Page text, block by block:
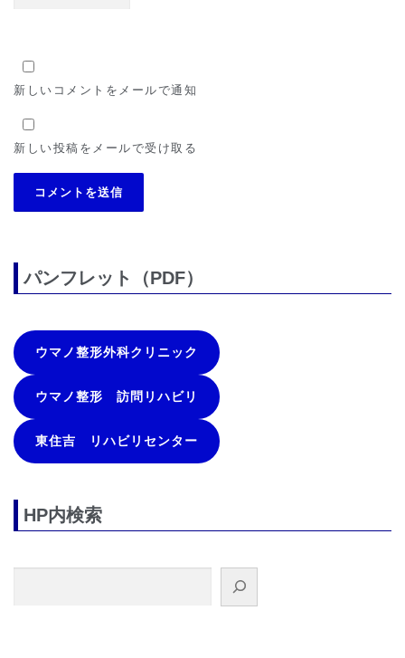
新しいコメントをメールで通知
新しい投稿をメールで受け取る
パンフレット（PDF）
ウマノ整形外科クリニック
ウマノ整形 訪問リハビリ
東住吉 リハビリセンター
HP内検索